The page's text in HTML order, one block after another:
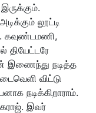
லூட்டி
கவுண்டமணி,
இணைந்து நடித்த
விட்டு
நடிக்கிறாராம்.
இவர்